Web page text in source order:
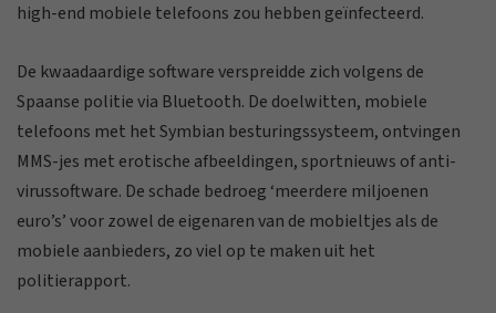
high-end mobiele telefoons zou hebben geïnfecteerd.
De kwaadaardige software verspreidde zich volgens de
Spaanse politie via Bluetooth. De doelwitten, mobiele
telefoons met het Symbian besturingssysteem, ontvingen
MMS-jes met erotische afbeeldingen, sportnieuws of anti-
virussoftware. De schade bedroeg ‘meerdere miljoenen
euro’s’ voor zowel de eigenaren van de mobieltjes als de
mobiele aanbieders, zo viel op te maken uit het
politierapport.